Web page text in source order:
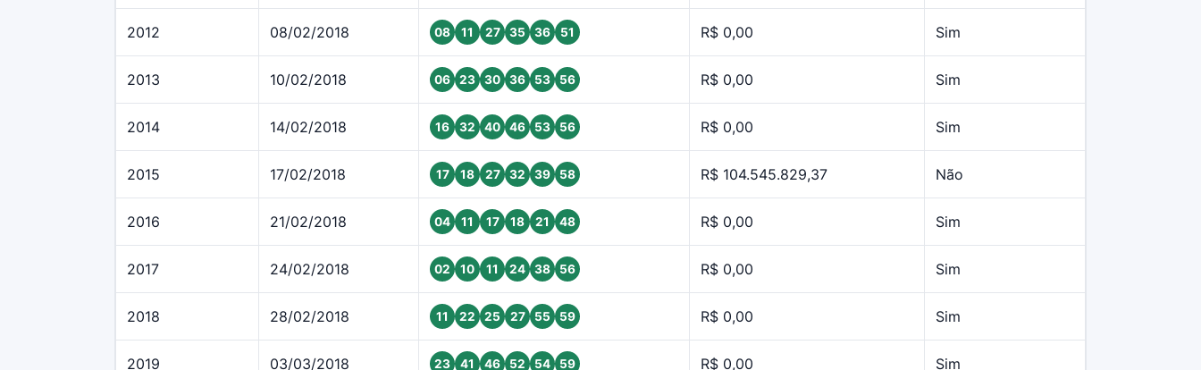
2012 08/02/2018 08 11 27 35 36 51 R$ 0,00 Sim
2013 10/02/2018 06 23 30 36 53 56 R$ 0,00 Sim
2014 14/02/2018 16 32 40 46 53 56 R$ 0,00 Sim
2015 17/02/2018 17 18 27 32 39 58 R$ 104.545.829,37 Não
2016 21/02/2018 04 11 17 18 21 48 R$ 0,00 Sim
2017 24/02/2018 02 10 11 24 38 56 R$ 0,00 Sim
2018 28/02/2018 11 22 25 27 55 59 R$ 0,00 Sim
2019 03/03/2018 23 41 46 52 54 59 R$ 0,00 Sim